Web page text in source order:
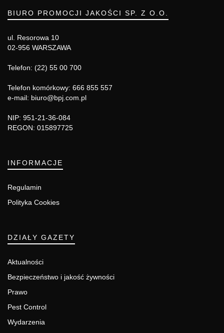
BIURO PROMOCJI JAKOŚCI SP. Z O.O.
ul. Resorowa 10
02-956 WARSZAWA
Telefon: (22) 55 00 700
Telefon komórkowy: 666 855 557
e-mail: biuro@bpj.com.pl
NIP: 951-21-36-084
REGON: 015897725
INFORMACJE
Regulamin
Polityka Cookies
DZIAŁY GAZETY
Aktualności
Bezpieczeństwo i jakość żywności
Prawo
Pest Control
Wydarzenia